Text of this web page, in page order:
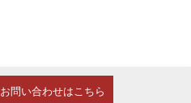
お問い合わせはこちら